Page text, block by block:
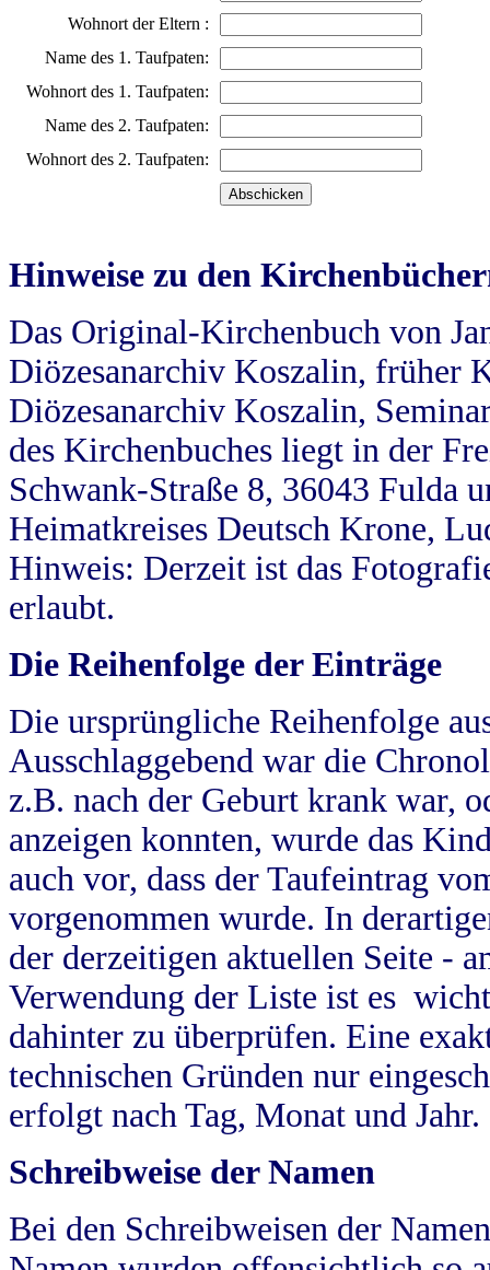
Wohnort der Eltern :
Name des 1. Taufpaten:
Wohnort des 1. Taufpaten:
Name des 2. Taufpaten:
Wohnort des 2. Taufpaten:
Hinweise zu den
Das Original-Kirchenbuch von
Diözesanarchiv Koszalin, früher
Diözesanarchiv Koszalin,
des Kirchenbuches liegt in der
Schwank-Straße 8, 36043 Fulda
Heimatkreises Deutsch Krone,
Hinweis: Derzeit ist das
erlaubt.
Die Reihenfolge der Einträge
Die ursprüngliche Reihenfolge
Ausschlaggebend war die
z.B. nach der Geburt krank war,
anzeigen konnten, wurde das
auch vor, dass der Taufeintrag
vorgenommen wurde. In
der derzeitigen aktuellen Seite -
Verwendung der Liste ist es
dahinter zu überprüfen. Eine
technischen Gründen nur
erfolgt nach Tag, Monat und Jahr.
Schreibweise der Namen
Bei den Schreibweisen der